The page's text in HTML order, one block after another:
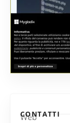
CONTATTI
Web